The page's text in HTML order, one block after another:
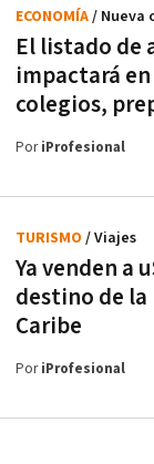
El listado de
impactará
colegios,
ECONOMÍA/ Nueva
PoriProfesional
Ya venden a
destino de la
Caribe
TURISMO / Viajes
PoriProfesional